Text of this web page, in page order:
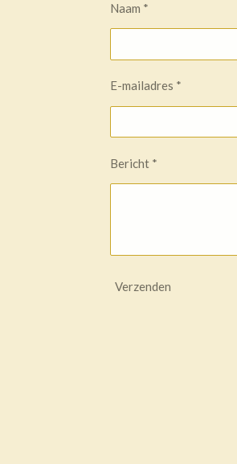
Naam *
E-mailadres *
Bericht *
Verzenden